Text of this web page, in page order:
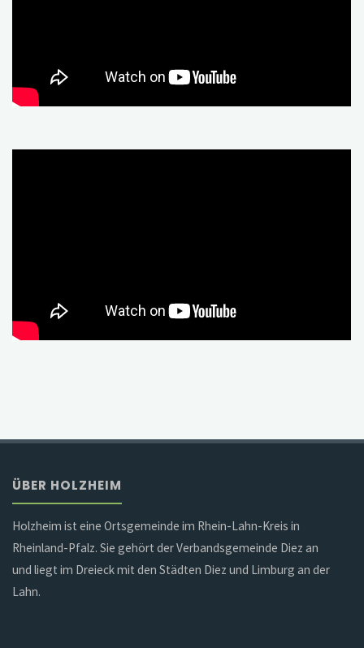
ÜBER HOLZHEIM
Holzheim ist eine Ortsgemeinde im Rhein-Lahn-Kreis in
Rheinland-Pfalz. Sie gehört der Verbandsgemeinde Diez an
und liegt im Dreieck mit den Städten Diez und Limburg an der
Lahn.